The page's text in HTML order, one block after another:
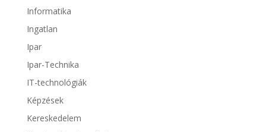
Informatika
Ingatlan
Ipar
Ipar-Technika
IT-technológiák
Képzések
Kereskedelem